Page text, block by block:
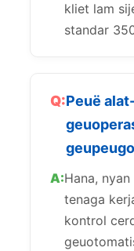
kliet lam
standar
Peuë
Hana,
tenaga
kontrol